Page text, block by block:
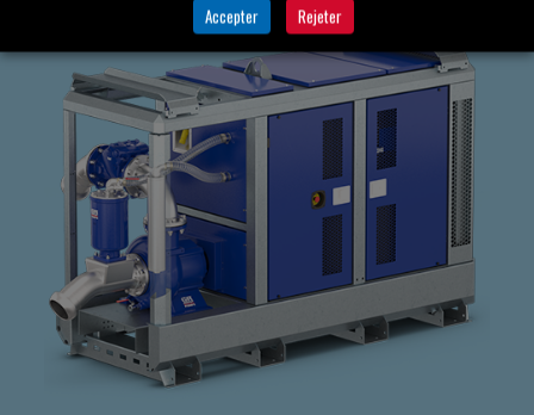
Accepter
Rejeter